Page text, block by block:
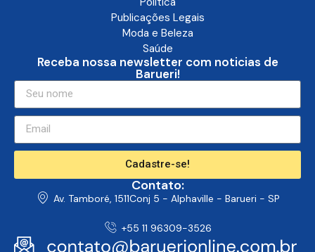
Publicações Legais
Moda e Beleza
Saúde
Receba nossa newsletter com noticias de
Barueri!
Cadastre-se!
Contato:
Av. Tamboré, 1511Conj 5 - Alphaville - Barueri - SP
+55 11 96309-3526